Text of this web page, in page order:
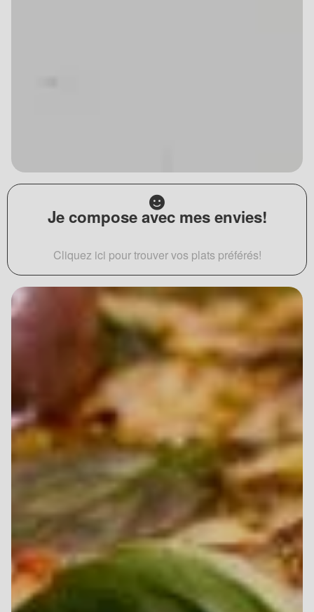
Je compose avec mes envies!
Cliquez ici pour trouver vos plats préférés!